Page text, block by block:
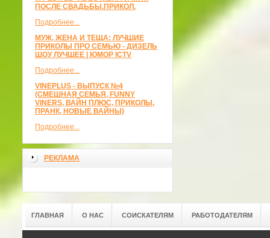
ПОСЛЕ СВАДЬБЫ.ПРИКОЛ.
Подробнее...
МУЖ, ЖЕНА И ТЕЩА: ЛУЧШИЕ
ПРИКОЛЫ ПРО СЕМЬЮ - ДИЗЕЛЬ
ШОУ ЛУЧШЕЕ | ЮМОР ICTV
Подробнее...
VINEPLUS - ВЫПУСК №4
(СМЕШНАЯ СЕМЬЯ, FUNNY
VINERS, ВАЙН ПЛЮС, ПРИКОЛЫ,
ПРАНК, НОВЫЕ ВАЙНЫ)
Подробнее...
РЕКЛАМА
ГЛАВНАЯ О НАС СОИСКАТЕЛЯМ РАБОТОДАТЕЛЯМ